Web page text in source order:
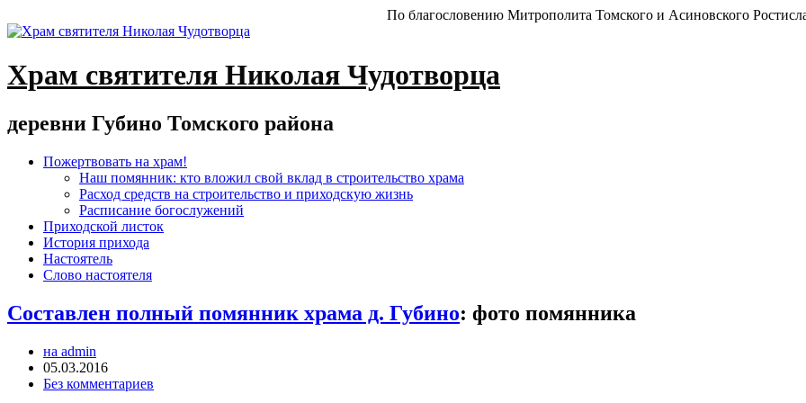
По благословению Митрополита Томского и Асиновского
Храм святителя Николая Чудотворца
деревни Губино Томского района
Пожертвовать на храм!
Наш помянник: кто вложил свой вклад в строительство храма
Расход средств на строительство и приходскую жизнь
Расписание богослужений
Приходской листок
История прихода
Настоятель
Слово настоятеля
Составлен полный помянник храма д. Губино: фото помянника
на admin
05.03.2016
Без комментариев